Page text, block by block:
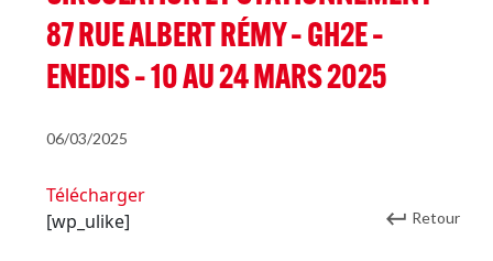
87 RUE ALBERT RÉMY – GH2E –
ENEDIS – 10 AU 24 MARS 2025
06/03/2025
Télécharger
[wp_ulike]
Retour